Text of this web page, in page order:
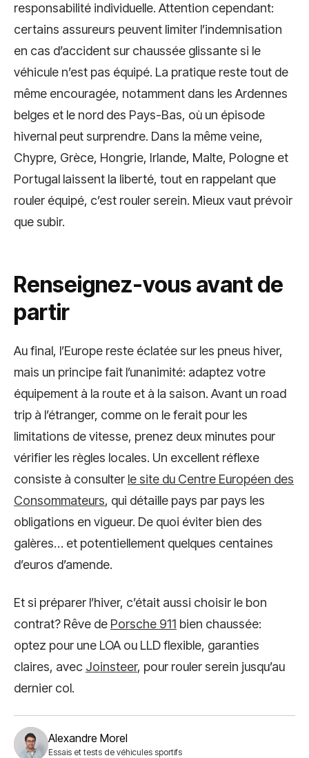
responsabilité individuelle. Attention cependant:
certains assureurs peuvent limiter l’indemnisation
en cas d’accident sur chaussée glissante si le
véhicule n’est pas équipé. La pratique reste tout de
même encouragée, notamment dans les Ardennes
belges et le nord des Pays-Bas, où un épisode
hivernal peut surprendre. Dans la même veine,
Chypre, Grèce, Hongrie, Irlande, Malte, Pologne et
Portugal laissent la liberté, tout en rappelant que
rouler équipé, c’est rouler serein. Mieux vaut prévoir
que subir.
Renseignez-vous avant de
partir
Au final, l’Europe reste éclatée sur les pneus hiver,
mais un principe fait l’unanimité: adaptez votre
équipement à la route et à la saison. Avant un road
trip à l’étranger, comme on le ferait pour les
limitations de vitesse, prenez deux minutes pour
vérifier les règles locales. Un excellent réflexe
consiste à consulter le site du Centre Européen des
Consommateurs, qui détaille pays par pays les
obligations en vigueur. De quoi éviter bien des
galères… et potentiellement quelques centaines
d’euros d’amende.
Et si préparer l’hiver, c’était aussi choisir le bon
contrat? Rêve de Porsche 911 bien chaussée:
optez pour une LOA ou LLD flexible, garanties
claires, avec Joinsteer, pour rouler serein jusqu’au
dernier col.
Alexandre Morel
Essais et tests de véhicules sportifs